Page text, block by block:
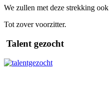
We zullen met deze strekking ook
Tot zover voorzitter.
Talent gezocht